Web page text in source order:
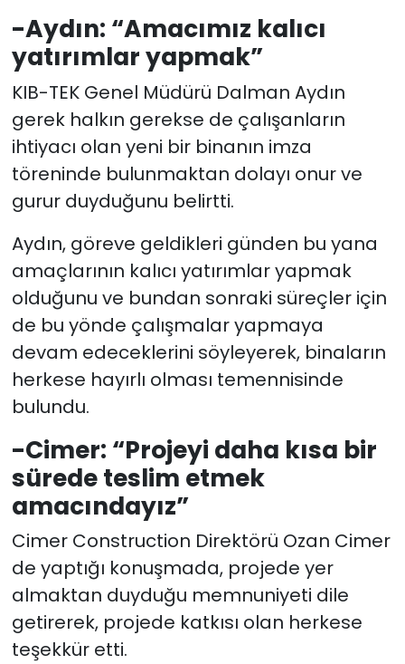
-Aydın: “Amacımız kalıcı
yatırımlar yapmak”
KIB-TEK Genel Müdürü Dalman Aydın
gerek halkın gerekse de çalışanların
ihtiyacı olan yeni bir binanın imza
töreninde bulunmaktan dolayı onur ve
gurur duyduğunu belirtti.
Aydın, göreve geldikleri günden bu yana
amaçlarının kalıcı yatırımlar yapmak
olduğunu ve bundan sonraki süreçler için
de bu yönde çalışmalar yapmaya
devam edeceklerini söyleyerek, binaların
herkese hayırlı olması temennisinde
bulundu.
-Cimer: “Projeyi daha kısa bir
sürede teslim etmek
amacındayız”
Cimer Construction Direktörü Ozan Cimer
de yaptığı konuşmada, projede yer
almaktan duyduğu memnuniyeti dile
getirerek, projede katkısı olan herkese
teşekkür etti.